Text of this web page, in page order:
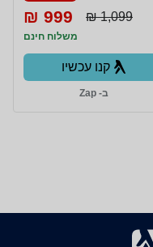
1,099 ₪
999 ₪
משלוח חינם
קנו עכשיו
ב- Zap